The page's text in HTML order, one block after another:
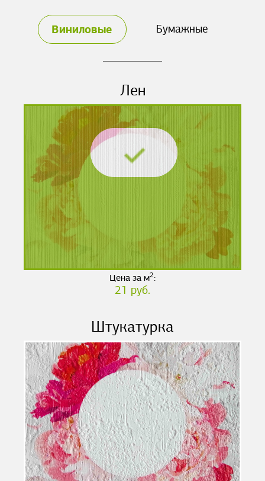
Виниловые Бумажные
Лен
Цена за м2:
21 руб.
Штукатурка